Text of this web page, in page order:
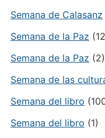
Semana de Calasanz
Semana de la Paz
Semana de la Paz (2)
Semana de las
Semana del libro
Semana del libro (1)